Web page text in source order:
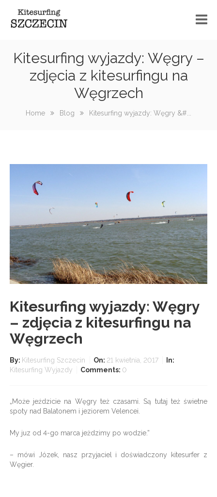
Szkoła kitesurfingu
Kurs kitesurfingu informacje
Spoty
Kitesurfing wyjazdy: Węgry –
zdjęcia z kitesurfingu na
Węgrzech
Home Blog Kitesurfing wyjazdy: Węgry &#...
Kitesurfing wyjazdy: Węgry
– zdjęcia z kitesurfingu na
Węgrzech
By: Kitesurfing Szczecin On: 21 kwietnia, 2017
In:
Kitesurfing Wyjazdy
Comments: 0
„Może jeździcie na Węgry też czasami. Są tutaj też świetne
spoty nad Balatonem i jeziorem Velencei.
My juz od 4-go marca jeżdzimy po wodzie.”
– mówi Józek, nasz przyjaciel i doświadczony kitesurfer z
Węgier.